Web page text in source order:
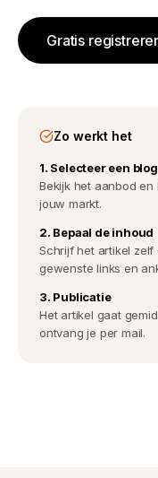
Gratis
Zo werkt het
1. Selecteer een blog
Bekijk het aanbod
jouw markt.
2. Bepaal de inhoud
Schrijf het artikel zelf
gewenste links en
3. Publicatie
Het artikel gaat
ontvang je per mail.